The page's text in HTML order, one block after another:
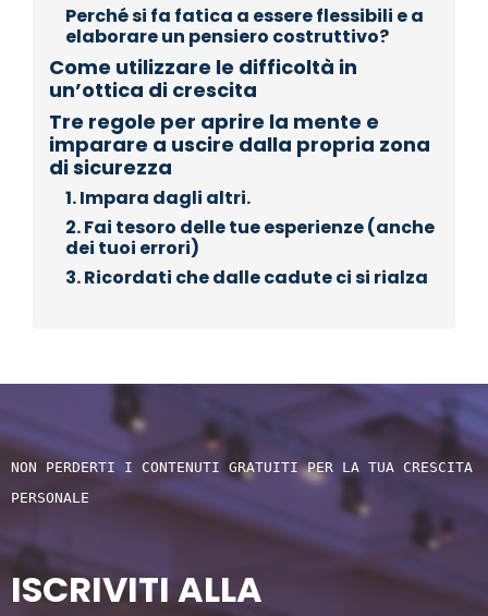
Perché si fa fatica a essere flessibili e a
elaborare un pensiero costruttivo?
Come utilizzare le difficoltà in
un’ottica di crescita
Tre regole per aprire la mente e
imparare a uscire dalla propria zona
di sicurezza
1. Impara dagli altri.
2. Fai tesoro delle tue esperienze (anche
dei tuoi errori)
3. Ricordati che dalle cadute ci si rialza
NON PERDERTI I CONTENUTI GRATUITI PER LA TUA CRESCITA
PERSONALE
ISCRIVITI ALLA